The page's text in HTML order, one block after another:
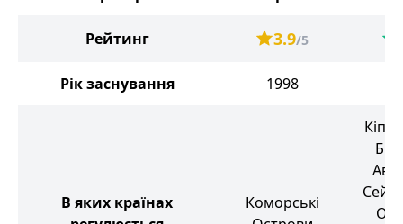
Рейтинг 3.9/5
Рік заснування 1998
В яких країнах
Коморські